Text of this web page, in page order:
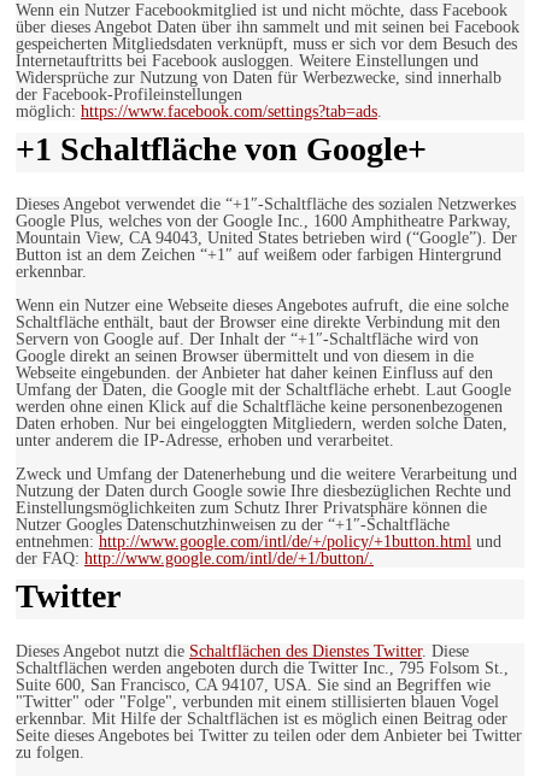
Wenn ein Nutzer Facebookmitglied ist und nicht möchte, dass Facebook
über dieses Angebot Daten über ihn sammelt und mit seinen bei Facebook
gespeicherten Mitgliedsdaten verknüpft, muss er sich vor dem Besuch des
Internetauftritts bei Facebook ausloggen. Weitere Einstellungen und
Widersprüche zur Nutzung von Daten für Werbezwecke, sind innerhalb
der Facebook-Profileinstellungen
möglich: https://www.facebook.com/settings?tab=ads.
+1 Schaltfläche von Google+
Dieses Angebot verwendet die “+1″-Schaltfläche des sozialen Netzwerkes
Google Plus, welches von der Google Inc., 1600 Amphitheatre Parkway,
Mountain View, CA 94043, United States betrieben wird (“Google”). Der
Button ist an dem Zeichen “+1″ auf weißem oder farbigen Hintergrund
erkennbar.
Wenn ein Nutzer eine Webseite dieses Angebotes aufruft, die eine solche
Schaltfläche enthält, baut der Browser eine direkte Verbindung mit den
Servern von Google auf. Der Inhalt der “+1″-Schaltfläche wird von
Google direkt an seinen Browser übermittelt und von diesem in die
Webseite eingebunden. der Anbieter hat daher keinen Einfluss auf den
Umfang der Daten, die Google mit der Schaltfläche erhebt. Laut Google
werden ohne einen Klick auf die Schaltfläche keine personenbezogenen
Daten erhoben. Nur bei eingeloggten Mitgliedern, werden solche Daten,
unter anderem die IP-Adresse, erhoben und verarbeitet.
Zweck und Umfang der Datenerhebung und die weitere Verarbeitung und
Nutzung der Daten durch Google sowie Ihre diesbezüglichen Rechte und
Einstellungsmöglichkeiten zum Schutz Ihrer Privatsphäre können die
Nutzer Googles Datenschutzhinweisen zu der “+1″-Schaltfläche
entnehmen: http://www.google.com/intl/de/+/policy/+1button.html und
der FAQ: http://www.google.com/intl/de/+1/button/.
Twitter
Dieses Angebot nutzt die Schaltflächen des Dienstes Twitter. Diese
Schaltflächen werden angeboten durch die Twitter Inc., 795 Folsom St.,
Suite 600, San Francisco, CA 94107, USA. Sie sind an Begriffen wie
"Twitter" oder "Folge", verbunden mit einem stillisierten blauen Vogel
erkennbar. Mit Hilfe der Schaltflächen ist es möglich einen Beitrag oder
Seite dieses Angebotes bei Twitter zu teilen oder dem Anbieter bei Twitter
zu folgen.